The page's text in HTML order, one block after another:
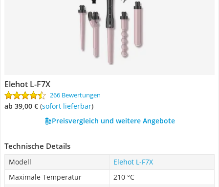
Elehot L-F7X
266 Bewertungen
ab 39,00 € ( Sofort lieferbar)
Preisvergleich und weitere Angebote
Technische Details
Modell
Elehot L-F7X
Maximale Temperatur
210 °C